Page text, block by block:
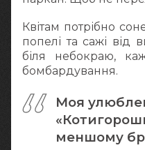
Квітам потрібно
попелі та сажі від
біля небокраю,
бомбардування.
Моя
меншому